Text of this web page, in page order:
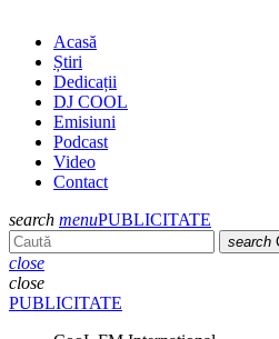
Acasă
Știri
Dedicații
DJ COOL
Emisiuni
Podcast
Video
Contact
search menuPUBLICITATE
search
close
close
PUBLICITATE